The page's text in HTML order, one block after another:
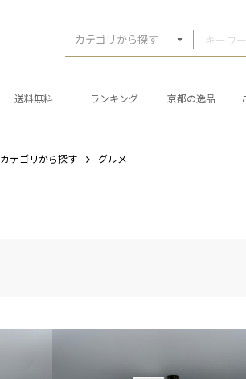
カテゴリから探す
送料無料 ランキング 京都の逸品
カテゴリから探す グルメ